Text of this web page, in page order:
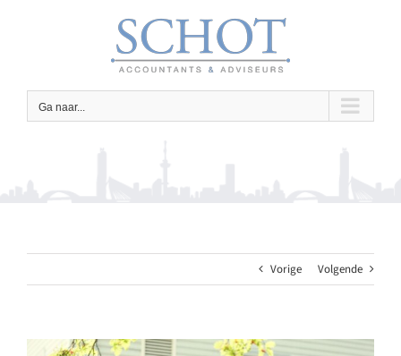
Ga naar...
Vorige Volgende
Bekijk